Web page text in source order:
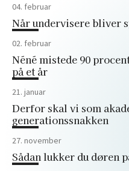
04. februar
Når undervisere bliver
02. februar
Néné mistede 90
på et år
21. januar
Derfor skal vi som
generationssnakken
27. november
Sådan lukker du døren